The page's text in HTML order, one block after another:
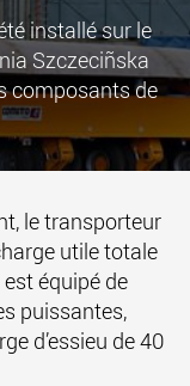
installé sur le
Szczeciñska
composants de
le transporteur
utile totale
équipé de
puissantes,
d’essieu de 40